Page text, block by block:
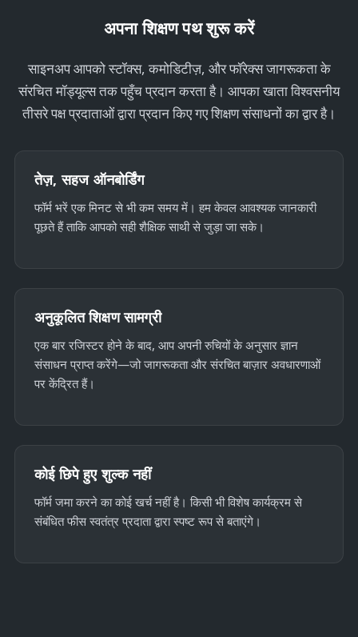
अपना शिक्षण पथ शुरू करें
साइनअप आपको स्टॉक्स, कमोडिटीज़, और फॉरेक्स जागरूकता के
संरचित मॉड्यूल्स तक पहुँच प्रदान करता है। आपका खाता विश्वसनीय
तीसरे पक्ष प्रदाताओं द्वारा प्रदान किए गए शिक्षण संसाधनों का द्वार है।
तेज़, सहज ऑनबोर्डिंग
फॉर्म भरें एक मिनट से भी कम समय में। हम केवल आवश्यक जानकारी
पूछते हैं ताकि आपको सही शैक्षिक साथी से जुड़ा जा सके।
अनुकूलित शिक्षण सामग्री
एक बार रजिस्टर होने के बाद, आप अपनी रुचियों के अनुसार ज्ञान
संसाधन प्राप्त करेंगे—जो जागरूकता और संरचित बाज़ार अवधारणाओं
पर केंद्रित हैं।
कोई छिपे हुए शुल्क नहीं
फॉर्म जमा करने का कोई खर्च नहीं है। किसी भी विशेष कार्यक्रम से
संबंधित फीस स्वतंत्र प्रदाता द्वारा स्पष्ट रूप से बताएंगे।